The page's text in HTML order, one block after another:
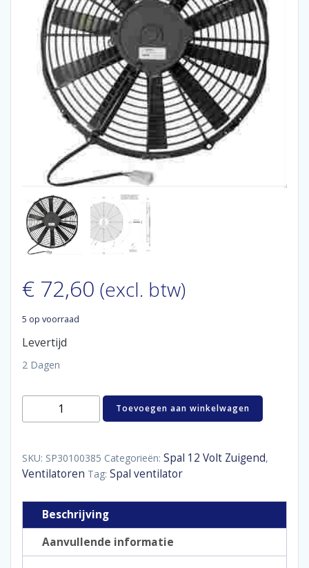
€ 72,60 (excl. btw)
5 op voorraad
Levertijd
2 Dagen
Spal
ventilator
aantal
Toevoegen aan winkelwagen
SKU: SP30100385 Categorieën: Spal 12 Volt Zuigend,
Ventilatoren Tag: Spal ventilator
Beschrijving
Aanvullende informatie